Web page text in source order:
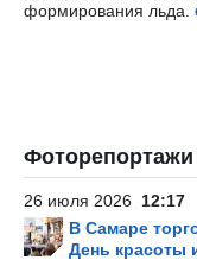
формирования льда.
Фоторепортажи
26 июля 2026 12:17
В Самаре
День красоты